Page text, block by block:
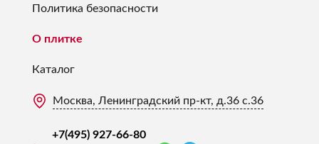
Политика безопасности
О плитке
Каталог
Москва, Ленинградский пр-кт, д.36 с.36
+7(495) 927-66-80